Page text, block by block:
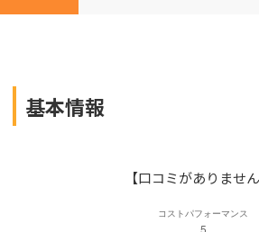
基本情報
【口コミがありません